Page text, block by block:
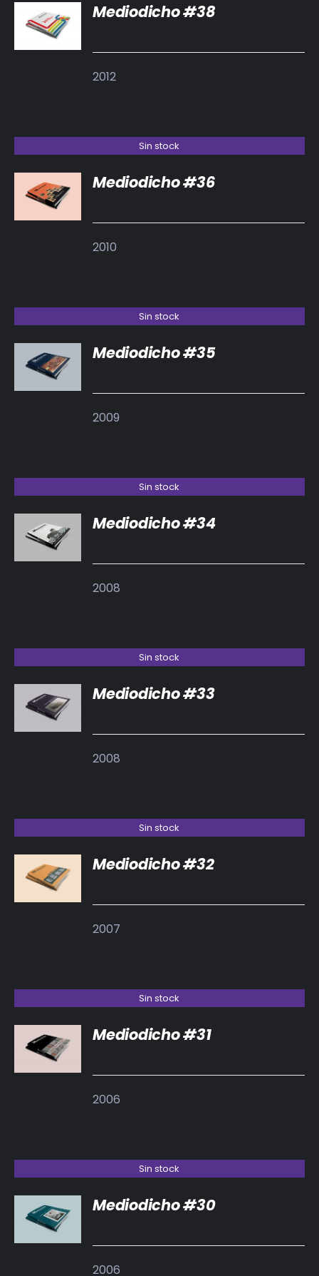
DETALLES
Mediodicho #38
2012
Sin stock
DETALLES
Mediodicho #36
2010
Sin stock
DETALLES
Mediodicho #35
2009
Sin stock
DETALLES
Mediodicho #34
2008
Sin stock
DETALLES
Mediodicho #33
2008
Sin stock
DETALLES
Mediodicho #32
2007
Sin stock
DETALLES
Mediodicho #31
2006
Sin stock
DETALLES
Mediodicho #30
2006